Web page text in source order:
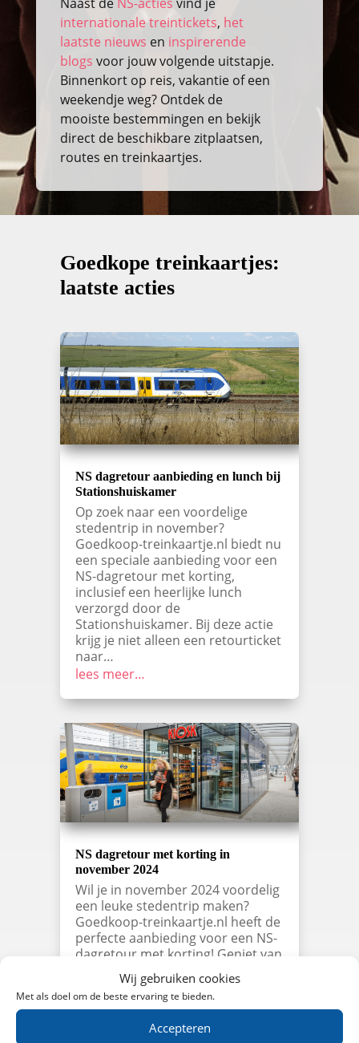
Wij gebruiken cookies
Met als doel om de beste ervaring te bieden.
Accepteren
internationale treintickets, het
laatste nieuws en inspirerende
blogs voor jouw volgende uitstapje.
Binnenkort op reis, vakantie of een
weekendje weg? Ontdek de
mooiste bestemmingen en bekijk
direct de beschikbare zitplaatsen,
routes en treinkaartjes.
Goedkope treinkaartjes:
laatste acties
NS dagretour aanbieding en lunch bij
Stationshuiskamer
Op zoek naar een voordelige
stedentrip in november?
Goedkoop-treinkaartje.nl biedt nu
een speciale aanbieding voor een
NS-dagretour met korting,
inclusief een heerlijke lunch
verzorgd door de
Stationshuiskamer. Bij deze actie
krijg je niet alleen een retourticket
naar…
lees meer…
NS dagretour met korting in
november 2024
Wil je in november 2024 voordelig
een leuke stedentrip maken?
Goedkoop-treinkaartje.nl heeft de
perfecte aanbieding voor een NS-
dagretour met korting! Geniet van
een complete dag uit inclusief een
heerlijke lunch bij Kiosk,
bestaande uit een wrap of